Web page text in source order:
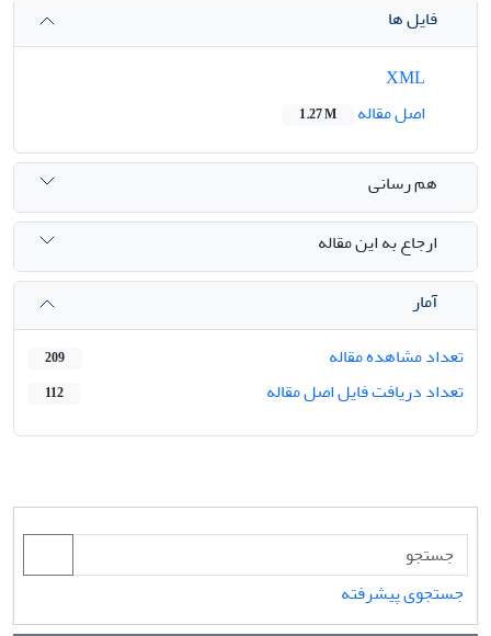
فایل ها
اصل مقاله
1.27 M
هم رسانی
ارجاع به این مقاله
آمار
تعداد مشاهده مقاله
209
تعداد دریافت فایل اصل مقاله 112
جستجوی پیشرفته